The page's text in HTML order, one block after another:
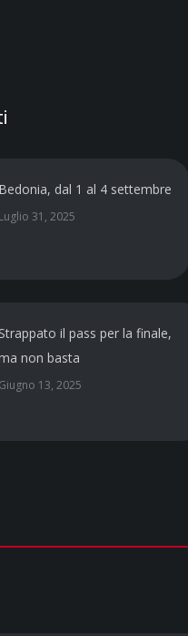
Bedonia, dal 1 al 4 settembre
Luglio 31, 2025
Strappato il pass per la finale,
non basta
Giugno 13, 2025